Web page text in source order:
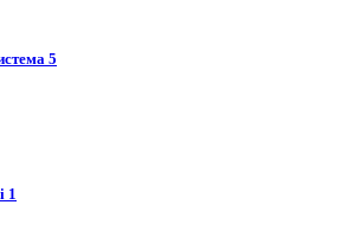
5
1